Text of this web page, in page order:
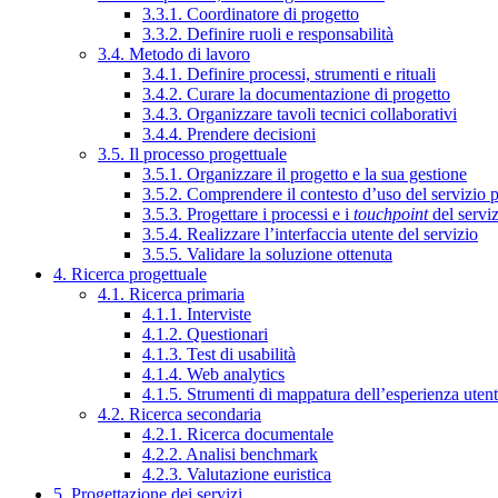
3.3.1. Coordinatore di progetto
3.3.2. Definire ruoli e responsabilità
3.4. Metodo di lavoro
3.4.1. Definire processi, strumenti e rituali
3.4.2. Curare la documentazione di progetto
3.4.3. Organizzare tavoli tecnici collaborativi
3.4.4. Prendere decisioni
3.5. Il processo progettuale
3.5.1. Organizzare il progetto e la sua gestione
3.5.2. Comprendere il contesto d’uso del servizio
3.5.3. Progettare i processi e i touchpointdel
3.5.4. Realizzare l’interfaccia utente del servizio
3.5.5. Validare la soluzione ottenuta
4. Ricerca progettuale
4.1. Ricerca primaria
4.1.1. Interviste
4.1.2. Questionari
4.1.3. Test di usabilità
4.1.4. Web analytics
4.1.5. Strumenti di mappatura dell’esperienza
4.2. Ricerca secondaria
4.2.1. Ricerca documentale
4.2.2. Analisi benchmark
4.2.3. Valutazione euristica
5. Progettazione dei servizi